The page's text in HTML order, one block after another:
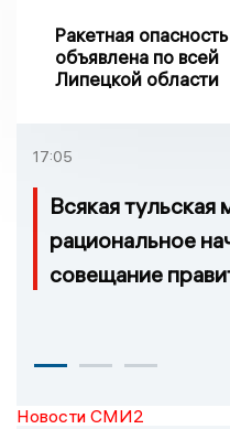
Ракетная опасность
объявлена по всей
Липецкой области
17:05
Всякая тульская
рациональное
совещание
Новости СМИ2